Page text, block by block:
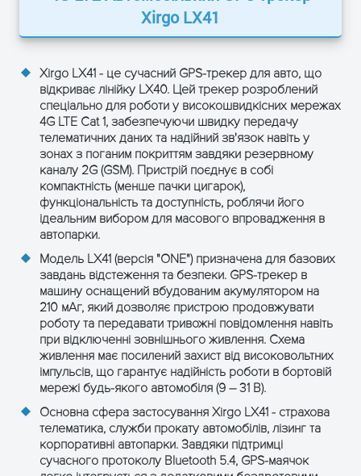
Xirgo LX41
Xirgo LX41 - це сучасний GPS-трекер для авто, що
відкриває лінійку LX40. Цей трекер розроблений
спеціально для роботи у високошвидкісних мережах
4G LTE Cat 1, забезпечуючи швидку передачу
телематичних даних та надійний зв'язок навіть у
зонах з поганим покриттям завдяки резервному
каналу 2G (GSM). Пристрій поєднує в собі
компактність (менше пачки цигарок),
функціональність та доступність, роблячи його
ідеальним вибором для масового впровадження в
автопарки.
Модель LX41 (версія "ONE") призначена для базових
завдань відстеження та безпеки. GPS-трекер в
машину оснащений вбудованим акумулятором на
210 мАг, який дозволяє пристрою продовжувати
роботу та передавати тривожні повідомлення навіть
при відключенні зовнішнього живлення. Схема
живлення має посилений захист від високовольтних
імпульсів, що гарантує надійність роботи в бортовій
мережі будь-якого автомобіля (9 – 31 В).
Основна сфера застосування Xirgo LX41 - страхова
телематика, служби прокату автомобілів, лізинг та
корпоративні автопарки. Завдяки підтримці
сучасного протоколу Bluetooth 5.4, GPS-маячок
Виявлення глушіння (Jamming
detection)
Фізичні характеристики
Розміри 68 x 91 x 19 мм
Вага
62 г
Робоча
температура
-20°C ... +60°C (з батареєю)
Клас захисту
корпусу
ЗАЛИШТЕ ЗАЯВКУ
і отримайте консультацію